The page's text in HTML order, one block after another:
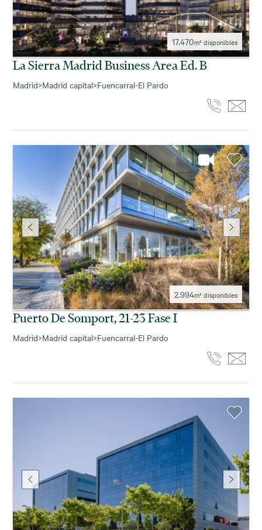
17.470m² disponibles
La Sierra Madrid Business Area Ed. B
Madrid>Madrid capital>Fuencarral-El Pardo
2.994m² disponibles
Puerto De Somport, 21-23 Fase I
Madrid>Madrid capital>Fuencarral-El Pardo